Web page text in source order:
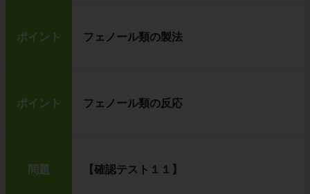
ポイント フェノール類の製法
ポイント フェノール類の反応
問題 【確認テスト１１】